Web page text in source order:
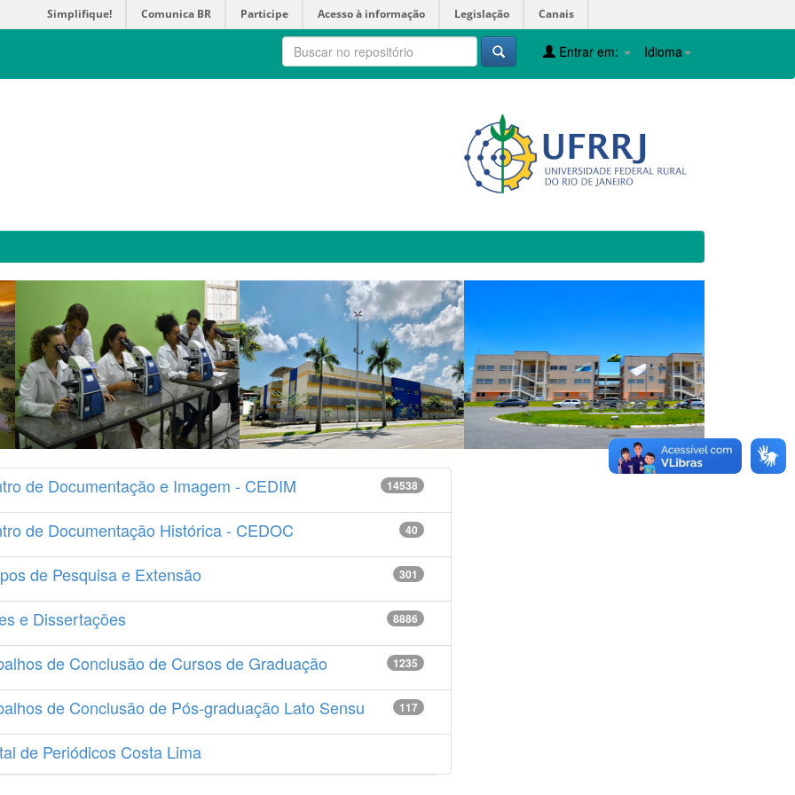
Simplifique! Comunica BR Participe Acesso à informação Legislação Canais
Idioma
Entrar em:
de Documentação e Imagem - CEDIM 14538
de Documentação Histórica - CEDOC 40
de Pesquisa e Extensão 301
e Dissertações 8886
de Conclusão de Cursos de Graduação 1235
de Conclusão de Pós-graduação Lato Sensu 117
de Periódicos Costa Lima